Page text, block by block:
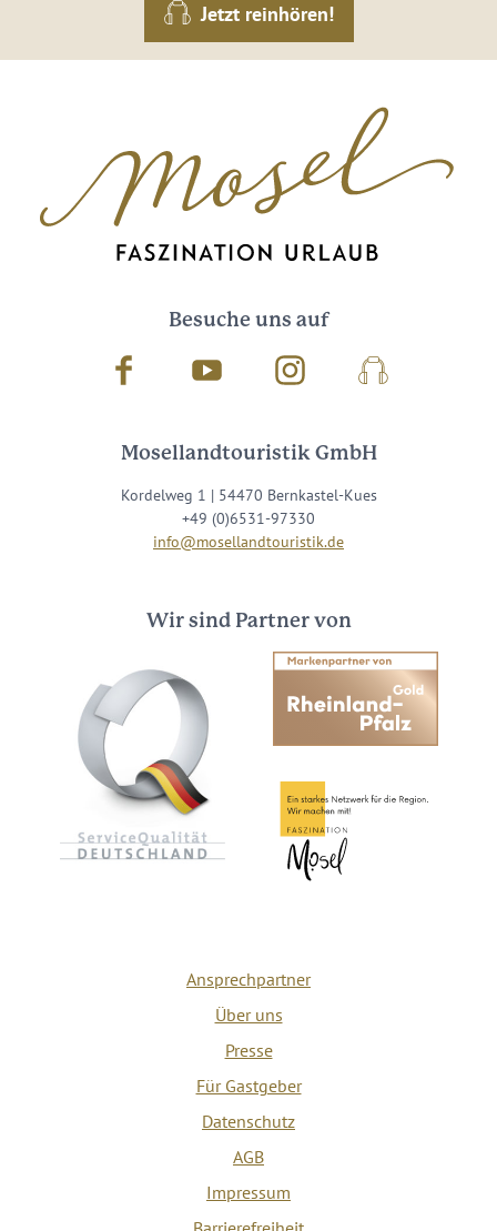
Jetzt reinhören!
Besuche uns auf
Facebook Youtube InstagramPodcast
Mosellandtouristik GmbH
Kordelweg 1 | 54470 Bernkastel-Kues
+49 (0)6531-97330
info@mosellandtouristik.de
Wir sind Partner von
Ansprechpartner
Über uns
Presse
Für Gastgeber
Datenschutz
AGB
Impressum